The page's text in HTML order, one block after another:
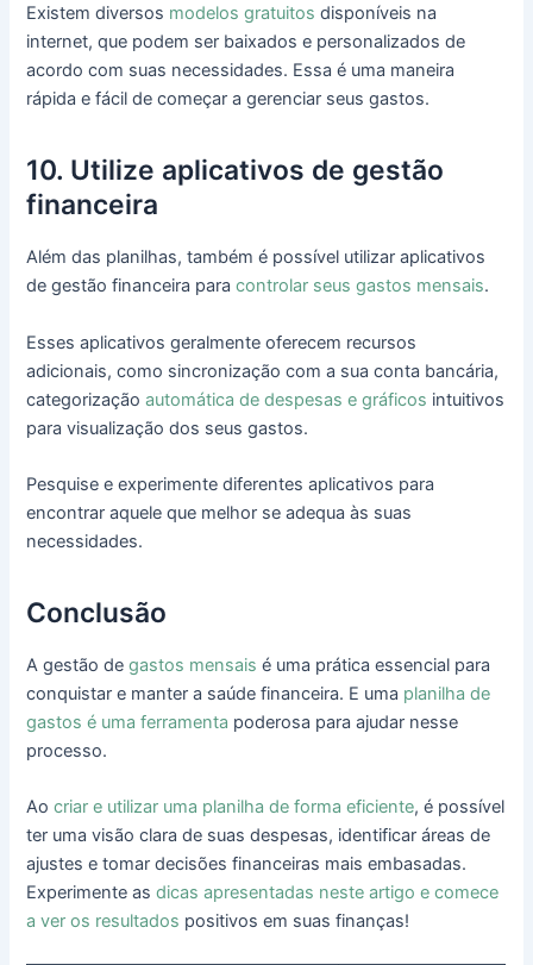
Existem diversos modelos gratuitos disponíveis na
internet, que podem ser baixados e personalizados de
acordo com suas necessidades. Essa é uma maneira
rápida e fácil de começar a gerenciar seus gastos.
10. Utilize aplicativos de gestão
financeira
Além das planilhas, também é possível utilizar aplicativos
de gestão financeira paracontrolar seus gastos mensais.
Esses aplicativos geralmente oferecem recursos
adicionais, como sincronização com a sua conta bancária,
categorizaçãoautomática de despesas e gráficos intuitivos
para visualização dos seus gastos.
Pesquise e experimente diferentes aplicativos para
encontrar aquele que melhor se adequa às suas
necessidades.
Conclusão
A gestão degastos mensais é uma prática essencial para
conquistar e manter a saúde financeira. E uma planilha de
gastos é uma ferramenta poderosa para ajudar nesse
processo.
Aocriar e utilizar uma planilha de forma eficiente, é possível
ter uma visão clara de suas despesas, identificar áreas de
ajustes e tomar decisões financeiras mais embasadas.
Experimente asdicas apresentadas neste artigo e comece
a ver os resultados positivos em suas finanças!